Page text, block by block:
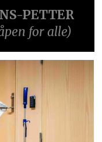
PETTER
for alle)